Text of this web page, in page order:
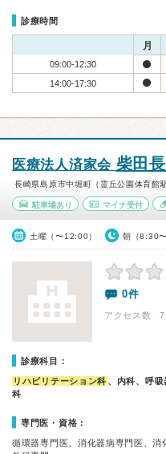
診療時間
月
09:00-12:30
14:00-17:30
医療法人済家会 柴田
長崎県島原市中堀町（霊丘公園体育館
駐車場あり マイナ受付
土曜（〜12:00） 朝（8:30〜
0件
アクセス数 7
診療科目：
リハビリテーション科 、内科、呼
科
専門医・資格：
循環器専門医、消化器病専門医、